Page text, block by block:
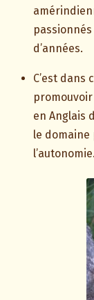
d’années.
C’est
en Anglais
le domaine
l’autonomie.